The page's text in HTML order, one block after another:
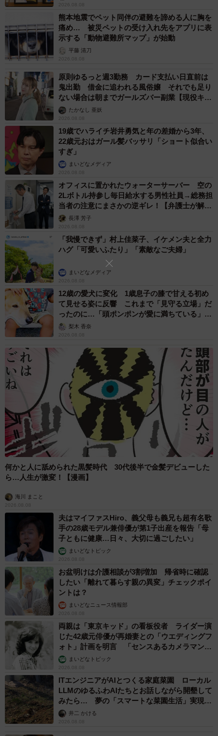
2026.08.08
熊本地震でペット同伴の避難を諦める人に胸を
痛め… 被災ペットの受け入れ先をアプリに表
示する「動物避難所マップ」が始動
平藤 清刀
2026.08.08
原則ゆるっと週3勤務 カード支払い日直前は
鬼出勤 借金に追われる風俗嬢 それでも足り
ない場合は朝までガールズバー副業【現役キャ
ストに取材】
たかなし 亜妖
2026.08.08
19歳でハライチ岩井勇気と年の差婚から3年、
22歳元おはガール髪バッサリ「ショート似合い
すぎ」
まいどなメディア
2026.08.08
オフィスに置かれたウォーターサーバー 空の
2Lボトル持参し毎日給水する男性社員→総務担
当者の注意にまさかの逆ギレ！【弁護士が解
説】長澤 芳子
2026.08.08
「我慢できず」村上佳菜子、イケメン夫と全力
ハグ「可愛いふたり」「素敵なご夫婦」
まいどなメディア
2026.08.08
12歳の愛犬に変化 1歳息子の膝で甘える初め
て見せる姿に反響 これまで「見守る立場」だ
ったのに…「頭ポンポンが愛に満ちている」
「尊…」
梨木 香奈
2026.08.08
何かと人に舐められた黒髪時代 30代後半で金髪デビューした
ら…人生が激変！【漫画】
海川 まこと
2026.08.08
夫はマイファスHiro、義父母も義兄も超有名歌
手の28歳モデル兼俳優が第1子出産を報告「母
子ともに健康…日々、大切に過ごしたい」
まいどなトピック
2026.08.08
お盆明けは介護相談が3割増加 帰省時に確認
したい「離れて暮らす親の異変」チェックポイ
ントは？
まいどなニュース情報部
2026.08.08
両親は「東京キッド」の看板役者 ライダー演
じた42歳元俳優が再婚妻との「ウエディングフ
ォト」計画を明言 「センスあるカメラマン求
む」まいどなトピック
2026.08.08
ITエンジニアがAIとつくる家庭菜園 ローカル
LLMのゆるふわAIたちとお話しながら開墾して
みたら… 夢の「スマートな菜園生活」実現な
るか井二 かける
2026.08.08